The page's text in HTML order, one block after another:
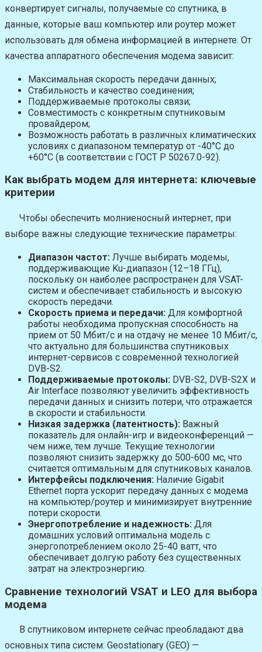
конвертирует сигналы, получаемые со спутника, в
данные, которые ваш компьютер или роутер может
использовать для обмена информацией в интернете. От
качества аппаратного обеспечения модема зависит:
Максимальная скорость передачи данных;
Стабильность и качество соединения;
Поддерживаемые протоколы связи;
Совместимость с конкретным спутниковым
провайдером;
Возможность работать в различных климатических
условиях с диапазоном температур от -40°C до
+60°C (в соответствии с ГОСТ Р 50267.0-92).
Как выбрать модем для интернета: ключевые
критерии
Чтобы обеспечить молниеносный интернет, при
выборе важны следующие технические параметры:
Диапазон частот: Лучше выбирать модемы,
поддерживающие Ku-диапазон (12–18 ГГц),
поскольку он наиболее распространен для VSAT-
систем и обеспечивает стабильность и высокую
скорость передачи.
Скорость приема и передачи: Для комфортной
работы необходима пропускная способность на
прием от 50 Мбит/с и на отдачу не менее 10 Мбит/с,
что актуально для большинства спутниковых
интернет-сервисов с современной технологией
DVB-S2.
Поддерживаемые протоколы: DVB-S2, DVB-S2X и
Air Interface позволяют увеличить эффективность
передачи данных и снизить потери, что отражается
в скорости и стабильности.
Низкая задержка (латентность): Важный
показатель для онлайн-игр и видеоконференций —
чем ниже, тем лучше. Текущие технологии
позволяют снизить задержку до 500-600 мс, что
считается оптимальным для спутниковых каналов.
Интерфейсы подключения: Наличие Gigabit
Ethernet порта ускорит передачу данных с модема
на компьютер/роутер и минимизирует внутренние
потери скорости.
Энергопотребление и надежность: Для
домашних условий оптимальна модель с
энергопотреблением около 25-40 ватт, что
обеспечивает долгую работу без существенных
затрат на электроэнергию.
Сравнение технологий VSAT и LEO для выбора
модема
В спутниковом интернете сейчас преобладают два
основных типа систем: Geostationary (GEO) —